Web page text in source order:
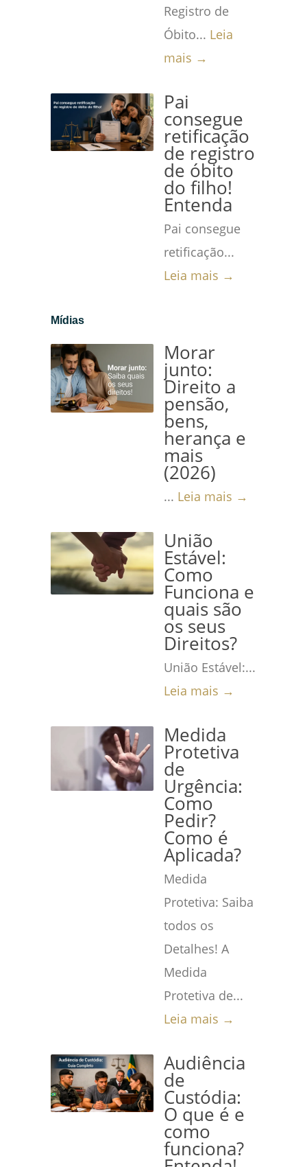
Registro de
Óbito... Leia
mais →
Pai
consegue
retificação
de registro
de óbito
do filho!
Entenda
Pai consegue
retificação...
Leia mais →
Mídias
Morar
junto:
Direito a
pensão,
bens,
herança e
mais
(2026)
... Leia mais →
União
Estável:
Como
Funciona e
quais são
os seus
Direitos?
União Estável:...
Leia mais →
Medida
Protetiva
de
Urgência:
Como
Pedir?
Como é
Aplicada?
Medida
Protetiva: Saiba
todos os
Detalhes! A
Medida
Protetiva de...
Leia mais →
Audiência
de
Custódia:
O que é e
como
funciona?